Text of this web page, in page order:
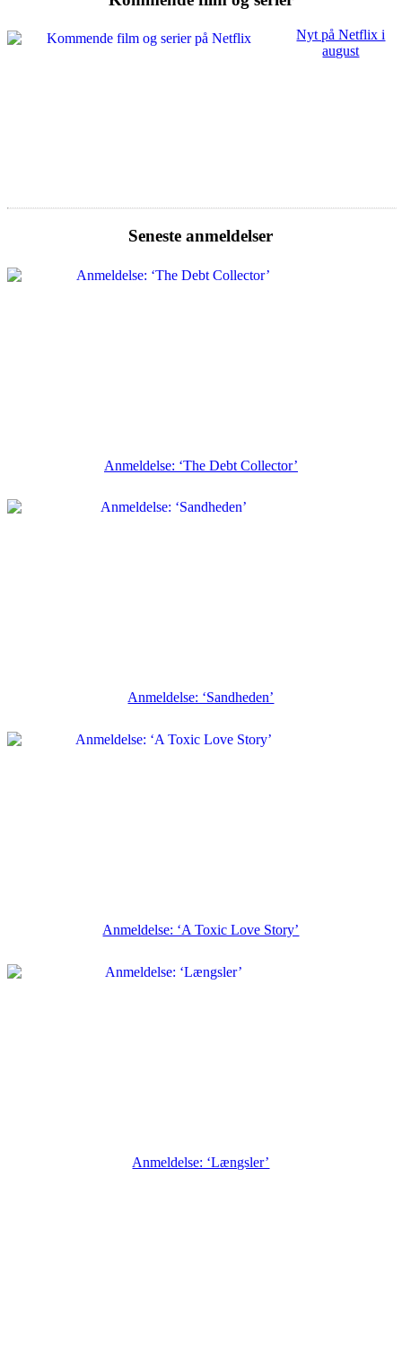
Nyt på Netflix i
august
Seneste anmeldelser
Anmeldelse: ‘The Debt Collector’
Anmeldelse: ‘Sandheden’
Anmeldelse: ‘A Toxic Love Story’
Anmeldelse: ‘Længsler’